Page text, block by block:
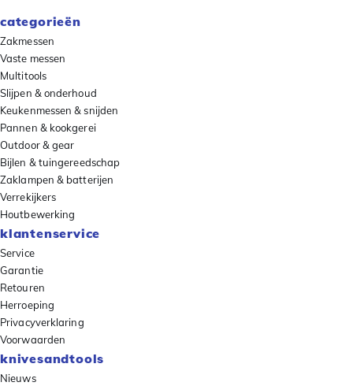
categorieën
Zakmessen
Vaste messen
Multitools
Slijpen & onderhoud
Keukenmessen & snijden
Pannen & kookgerei
Outdoor & gear
Bijlen & tuingereedschap
Zaklampen & batterijen
Verrekijkers
Houtbewerking
klantenservice
Service
Garantie
Retouren
Herroeping
Privacyverklaring
Voorwaarden
knivesandtools
Nieuws